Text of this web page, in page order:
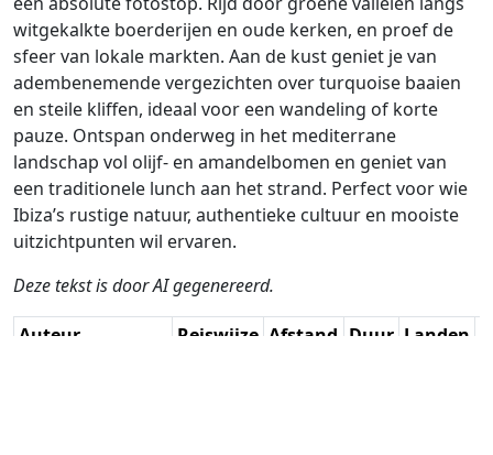
witgekalkte boerderijen en oude kerken, en proef de
sfeer van lokale markten. Aan de kust geniet je van
adembenemende vergezichten over turquoise baaien
en steile kliffen, ideaal voor een wandeling of korte
pauze. Ontspan onderweg in het mediterrane
landschap vol olijf- en amandelbomen en geniet van
een traditionele lunch aan het strand. Perfect voor wie
Ibiza’s rustige natuur, authentieke cultuur en mooiste
uitzichtpunten wil ervaren.
Deze tekst is door AI gegenereerd.
Auteur Reiswijze Afstand Duur Landen